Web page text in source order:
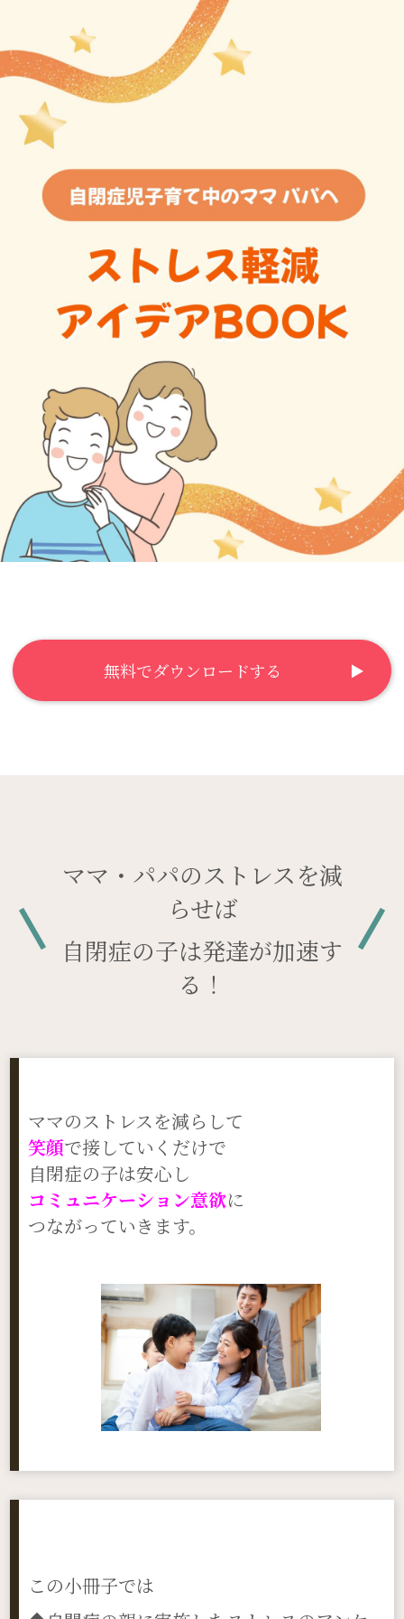
無料でダウンロードする
ママ・パパのストレスを減
らせば
自閉症の子は発達が加速す
る！
ママのストレスを減らして
笑顔で接していくだけで
自閉症の子は安心し
コミュニケーション意欲に
つながっていきます。
この小冊子では